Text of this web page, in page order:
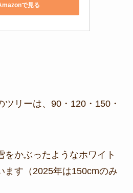
で見る
ツリーは、90・120・150・
をかぶったようなホワイト
ます（2025年は150cmのみ